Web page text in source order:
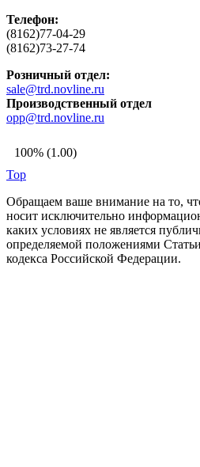
Телефон:
(8162)77-04-29
(8162)73-27-74
Розничный отдел:
sale@trd.novline.ru
Производственный отдел
opp@trd.novline.ru
100% (1.00)
Top
Обращаем ваше внимание на то,
носит исключительно
каких условиях не является
определяемой положениями
кодекса Российской Федерации.